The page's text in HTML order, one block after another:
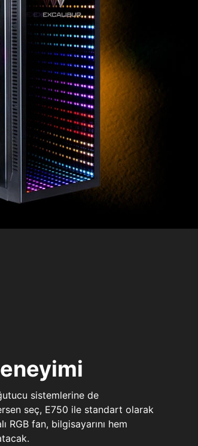
sistemlerine de
seç, E750 ile standart olarak
RGB fan, bilgisayarını hem